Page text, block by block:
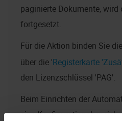
paginierte Dokumente, wird
fortgesetzt.
Für die Aktion binden Sie
über die 'Registerkarte
den Lizenzschlüssel 'PAG'.
Beim Einrichten der
eine